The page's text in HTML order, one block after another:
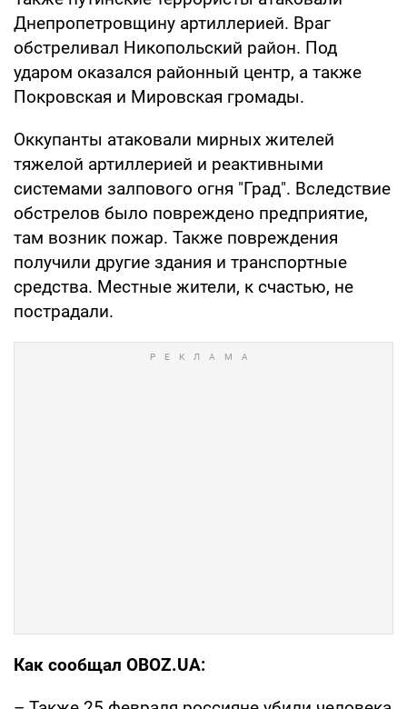
Днепропетровщину артиллерией. Враг
обстреливал Никопольский район. Под
ударом оказался районный центр, а также
Покровская и Мировская громады.
Оккупанты атаковали мирных жителей
тяжелой артиллерией и реактивными
системами залпового огня "Град". Вследствие
обстрелов было повреждено предприятие,
там возник пожар. Также повреждения
получили другие здания и транспортные
средства. Местные жители, к счастью, не
пострадали.
Как сообщал OBOZ.UA: